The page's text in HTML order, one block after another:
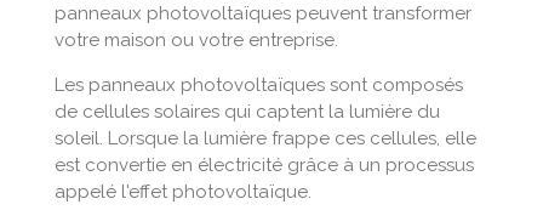
panneaux photovoltaïques peuvent transformer
votre maison ou votre entreprise.
Les panneaux photovoltaïques sont composés
de cellules solaires qui captent la lumière du
soleil. Lorsque la lumière frappe ces cellules, elle
est convertie en électricité grâce à un processus
appelé l'effet photovoltaïque.